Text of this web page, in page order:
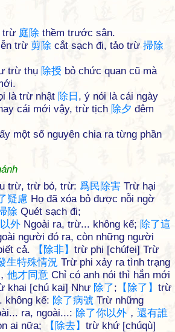
trừ 庭除 thềm trước sân.
trừ 剪除 cắt sạch đi, tảo trừ 掃除
trừ thụ 除授 bỏ chức quan cũ mà
là trừ nhật 除 日 , ý nói là cái ngày
cái mới vậy, trừ tịch 除夕 đêm
một số nguyên chia ra từng phần
trừ, trừ bỏ, trừ: 爲民除害 Trừ hại
疑慮 Họ đã xóa bỏ được nỗi ngờ
除 Quét sạch đi;
以外 Ngoài ra, trừ... không kể; 除了這
người đó ra, còn những người
cả.
【 除非】 trừ phi [chúfei] Trừ
生特殊情況 Trừ phi xảy ra tình trạng
， 他才同意 Chỉ có anh nói thì hắn mới
khai [chú kai] Như 除了; 【 除了 】 trừ
không kể: 除了病號 Trừ những
ra, ngoài...: 除了你以外 ， 還有誰
ai nữa;
【 除去】 trừ khứ [chúqù]